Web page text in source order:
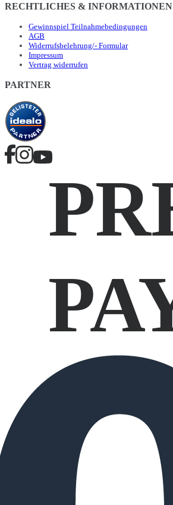
RECHTLICHES & INFORMATIONEN
Gewinnspiel Teilnahmebedingungen
AGB
Widerrufsbelehrung/- Formular
Impressum
Vertrag widerrufen
PARTNER